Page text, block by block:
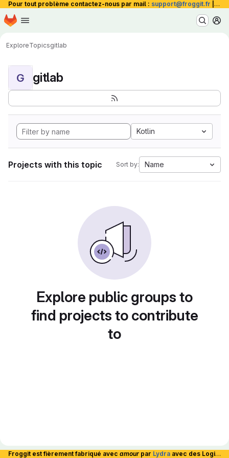
Pour tout problème contactez-nous par mail : support@froggit.fr La
Skip to main content
Homepage
ExploreTopicsgitlab
G gitlab
Kotlin
Projects with this topic Sort by: Name
Explore public groups to
find projects to contribute
to
Froggit est fièrement fabriqué avec amour par Lydra avec des Logiciels Libres et hébergé en